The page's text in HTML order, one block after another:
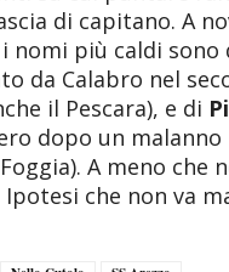
di capitano. A
nomi più caldi sono
da Calabro nel
il Pescara), e di
dopo un
A meno
che non va